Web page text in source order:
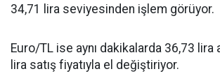
34,71 lira seviyesinden işlem görüyor.
Euro/TL ise aynı dakikalarda 36,73 lira
lira satış fiyatıyla el değiştiriyor.